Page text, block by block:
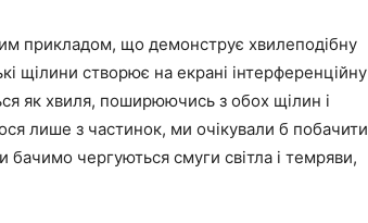
прикладом, що демонструє хвилеподібну
щілини створює на екрані інтерференційну
як хвиля, поширюючись з обох щілин і
лише з частинок, ми очікували б побачити
бачимо чергуються смуги світла і темряви,